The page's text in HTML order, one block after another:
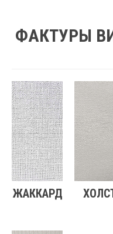
ФАКТУРЫ
ЖАККАРД